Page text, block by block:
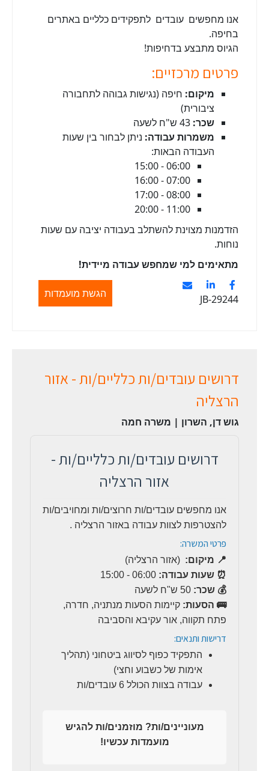
אנו מחפשים עובדים לתפקידים כלליים באתרים
בחיפה.
הגיוס מתבצע בדחיפות!
פרטים מרכזיים:
מיקום: חיפה (נגישות גבוהה לתחבורה
ציבורית)
שכר:
משמרות עבודה: ניתן לבחור בין שעות
העבודה הבאות:
06:00 - 15:00
07:00 - 16:00
08:00 - 17:00
11:00 - 20:00
הזדמנות מצוינת להשתלב בעבודה יציבה עם שעות
נוחות.
מתאימים למי שמחפש עבודה מיידית!
JB-29244 הגשת מועמדות
דרושים עובדים/ות כלליים/ות - אזור
הרצליה
גוש דן, השרון | משרה חמה
דרושים עובדים/ות כלליים/ות -
אזור הרצליה
אנו מחפשים עובדים/ות חרוצים/ות ומחויבים/ות
להצטרפות לצוות עבודה באזור הרצליה .
פרטי המשרה:
📍 מיקום: (אזור הרצליה)
⏰ שעות עבודה:
💰 שכר:
🚌 הסעות: קיימות הסעות מנתניה, חדרה,
פתח תקווה, אור עקיבא והסביבה
דרישות ותנאים:
התפקיד כפוף לסיווג ביטחוני (תהליך
אימות של כשבוע וחצי)
עבודה בצוות הכולל 6 עובדים/ות
מעוניינים/ות? מוזמנים/ות להגיש
מועמדות עכשיו!